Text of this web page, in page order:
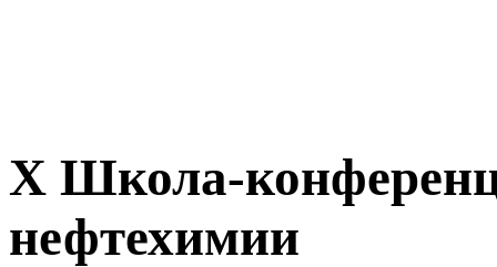
X Школа-
нефтехимии